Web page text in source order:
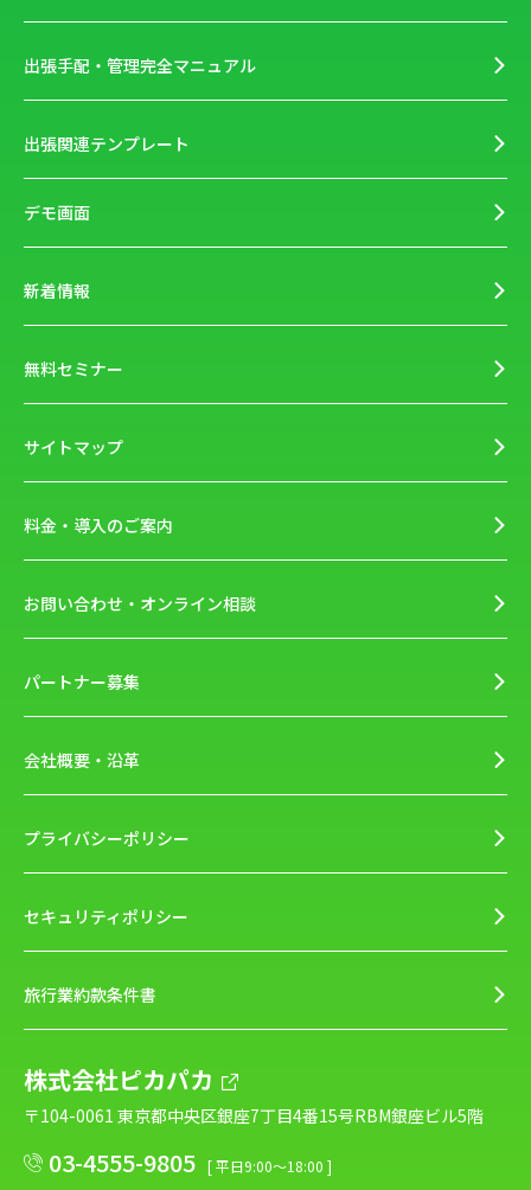
出張手配・管理完全マニュアル
出張関連テンプレート
デモ画面
新着情報
無料セミナー
サイトマップ
料金・導入のご案内
お問い合わせ・オンライン相談
パートナー募集
会社概要・沿革
プライバシーポリシー
セキュリティポリシー
旅行業約款条件書
株式会社ピカパカ
〒104-0061 東京都中央区銀座7丁目4番15号RBM銀座ビル5階
03-4555-9805 [ 平日9:00～18:00 ]